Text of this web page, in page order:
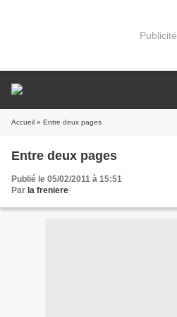
Publicité
Accueil » Entre deux pages
Entre deux pages
Publié le 05/02/2011 à 15:51
Par la freniere